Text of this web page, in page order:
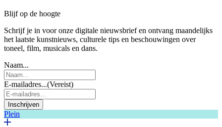
Blijf op de hoogte
Schrijf je in voor onze digitale nieuwsbrief en ontvang maandelijks
het laatste kunstnieuws, culturele tips en beschouwingen over
toneel, film, musicals en dans.
Naam...
E-mailadres...(Vereist)
Inschrijven
Plein